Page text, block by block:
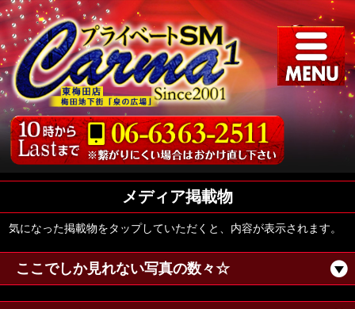
メディア掲載物
気になった掲載物をタップしていただくと、内容が表示されます。
ここでしか見れない写真の数々☆